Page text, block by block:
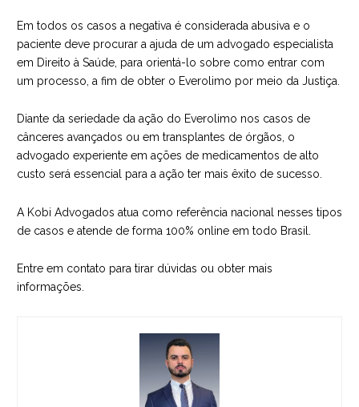
Em todos os casos a negativa é considerada abusiva e o
paciente deve procurar a ajuda de um advogado especialista
em Direito à Saúde, para orientá-lo sobre como entrar com
um processo, a fim de obter o Everolimo por meio da Justiça.
Diante da seriedade da ação do Everolimo nos casos de
cânceres avançados ou em transplantes de órgãos, o
advogado experiente em ações de medicamentos de alto
custo será essencial para a ação ter mais êxito de sucesso.
A Kobi Advogados atua como referência nacional nesses tipos
de casos e atende de forma 100% online em todo Brasil.
Entre em contato para tirar dúvidas ou obter mais
informações.